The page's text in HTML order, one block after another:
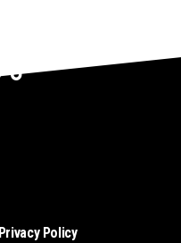
Privacy Policy